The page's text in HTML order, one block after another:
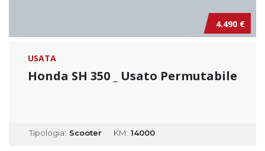
4.490 €
USATA
Honda SH 350 _ Usato Permutabile
Tipologia: Scooter KM: 14000